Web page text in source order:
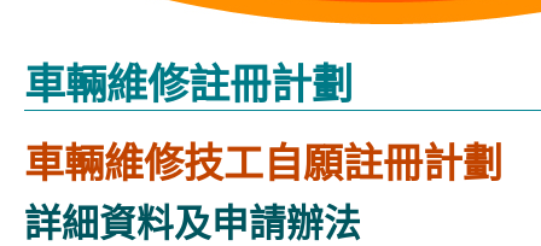
始
車輛維修註冊計劃
車輛維修技工自願註冊計劃
詳細資料及申請辦法